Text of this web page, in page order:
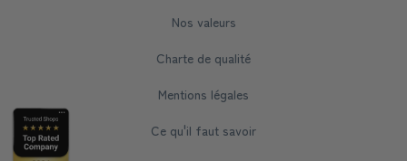
Nos valeurs
Charte de qualité
Mentions légales
Ce qu'il faut savoir